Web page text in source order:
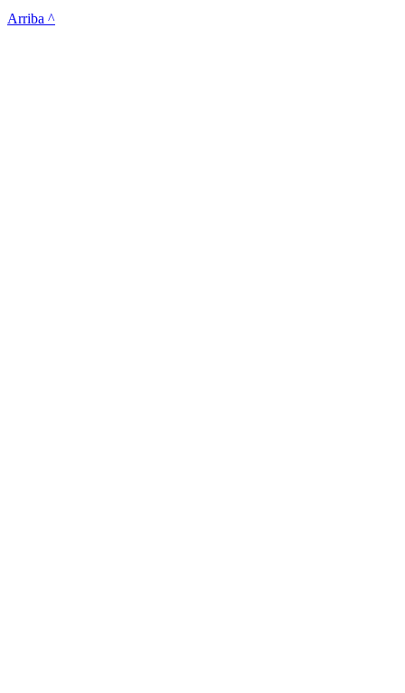
Arriba ^